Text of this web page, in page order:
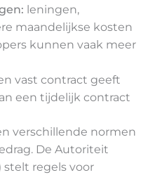
leningen,
maandelijkse kosten
kunnen vaak meer
vast contract geeft
een tijdelijk contract
verschillende normen
De Autoriteit
stelt regels voor